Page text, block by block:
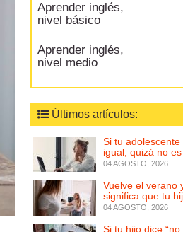
Aprender inglés,
nivel básico
Aprender inglés,
nivel medio
Últimos artículos:
Si tu
igual, quizá no
04 AGOSTO, 2026
Vuelve el verano
significa que tu
04 AGOSTO, 2026
Si tu hijo dice